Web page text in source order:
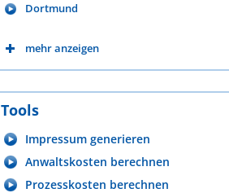
Dortmund
mehr anzeigen
Tools
Impressum generieren
Anwaltskosten berechnen
Prozesskosten berechnen